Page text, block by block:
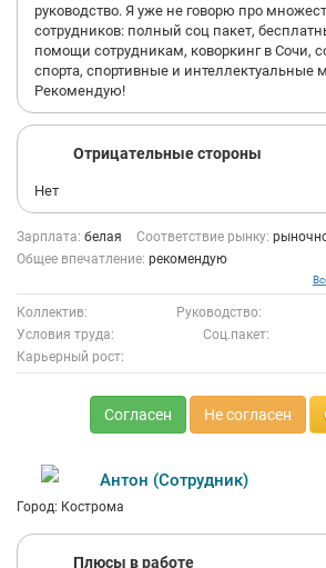
руководство. Я уже не говорю про
сотрудников: полный соц пакет,
помощи сотрудникам, коворкинг в Сочи,
спорта, спортивные и интеллектуальные
Рекомендую!
Отрицательные стороны
Нет
Зарплата: белая Соответствие рынку:
Общее впечатление: рекомендую
Коллектив:
Руководство:
Условия труда:
Соц.пакет:
Карьерный рост:
Согласен Не согласен
Антон (Сотрудник)
Город: Кострома
Плюсы в работе